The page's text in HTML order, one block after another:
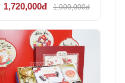
1,720,000đ 1,900,000đ